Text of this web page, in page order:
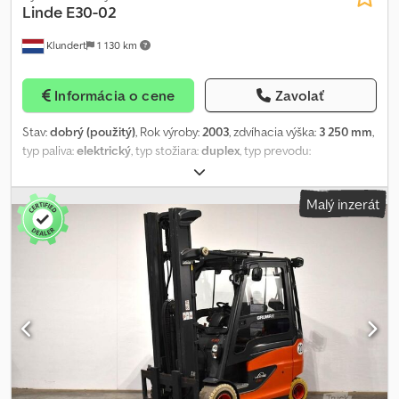
Klundert 1 130 km
Linde E30-02
Informácia o cene Zavolať
Stav:dobrý (použitý), Rok výroby:2003, zdvíhacia výška: 3 250 mm,
typ paliva:elektrický, typ stožiara:duplex, typ prevodu:
2 000 mm
možnosti a príslušenstvo = - Sideshift (bočný posun) = Poznámky
= STROJ: Vysokozdvižný vozík ZNAČKA: Linde MODEL: E30-02 ROK
VÝROBY: 2003 Cjdpfext Dvmsx Anmoha MOTOR: Elektrický
PREVODOVKA: Automatická ZDVIHACÍ STOŽIAR: 2-stupňový, voľný
zdvih PRÍSLUŠENSTVO: Bočný posun, pozicionér vidlíc
HYDRAULICKÉ VENTILY: 4x NOSNOSŤ: 3000 kg ZDVIHOVÁ VÝŠKA:
3250 mm VÝŠKA SPUSTENÉHO STOŽIARA: 2200 mm VIDLICE: 2000
mm TYP PNEUMATÍK: Plné, štandardné ID: 102216 = Ďalšie
informácie = Rok výroby: 2003 Hmotnosť bez zaťaženia: 4 980 kg
Nosnosť: 3 000 kg Stavebná výška: 2 200 mm Technický stav: dobrý
Vizuálny stav: dobrý Cena: Na požiadanie Pre viac informácií
kontaktujte Corne van Dueren den Hollander alebo Rolanda.
Malý inzerát